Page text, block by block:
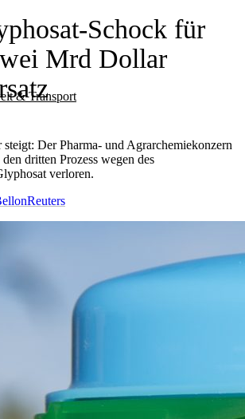
& Transport
Schock für
Mrd Dollar
Der Pharma- und Agrarchemiekonzern
dritten Prozess wegen des
verloren.
Reuters